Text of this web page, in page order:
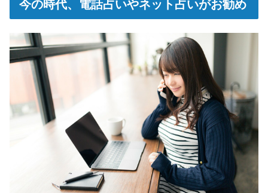
今の時代、電話占いやネット占いがお勧め